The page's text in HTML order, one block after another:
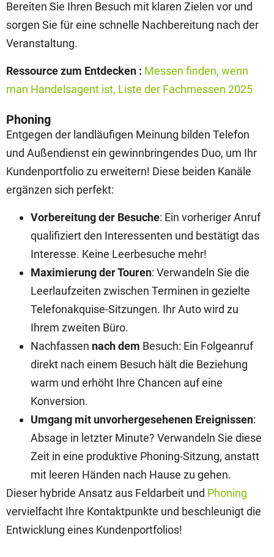
Bereiten Sie Ihren Besuch mit klaren Zielen vor und
sorgen Sie für eine schnelle Nachbereitung nach der
Veranstaltung.
Ressource zum Entdecken : Messen finden, wenn
man Handelsagent ist, Liste der Fachmessen 2025
Phoning
Entgegen der landläufigen Meinung bilden Telefon
und Außendienst ein gewinnbringendes Duo, um Ihr
Kundenportfolio zu erweitern! Diese beiden Kanäle
ergänzen sich perfekt:
Vorbereitung der Besuche: Ein vorheriger Anruf
qualifiziert den Interessenten und bestätigt das
Interesse. Keine Leerbesuche mehr!
Maximierung der Touren: Verwandeln Sie die
Leerlaufzeiten zwischen Terminen in gezielte
Telefonakquise-Sitzungen. Ihr Auto wird zu
Ihrem zweiten Büro.
Nachfassen nach dem Besuch: Ein Folgeanruf
direkt nach einem Besuch hält die Beziehung
warm und erhöht Ihre Chancen auf eine
Konversion.
Umgang mit unvorhergesehenen Ereignissen:
Absage in letzter Minute? Verwandeln Sie diese
Zeit in eine produktive Phoning-Sitzung, anstatt
mit leeren Händen nach Hause zu gehen.
Dieser hybride Ansatz aus Feldarbeit und Phoning
vervielfacht Ihre Kontaktpunkte und beschleunigt die
Entwicklung eines Kundenportfolios!